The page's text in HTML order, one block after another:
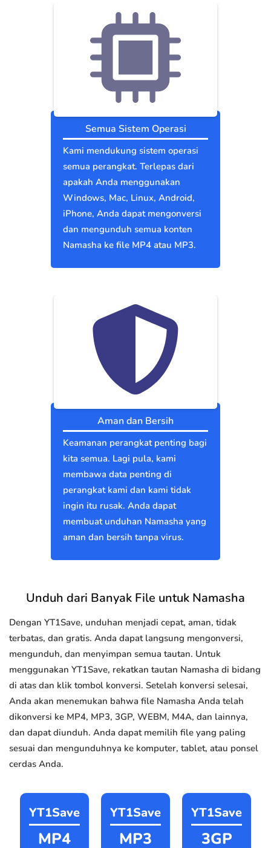
Semua Sistem Operasi
Kami mendukung sistem operasi
semua perangkat. Terlepas dari
apakah Anda menggunakan
Windows, Mac, Linux, Android,
iPhone, Anda dapat mengonversi
dan mengunduh semua konten
Namasha ke file MP4 atau MP3.
Aman dan Bersih
Keamanan perangkat penting bagi
kita semua. Lagi pula, kami
membawa data penting di
perangkat kami dan kami tidak
ingin itu rusak. Anda dapat
membuat unduhan Namasha yang
aman dan bersih tanpa virus.
Unduh dari Banyak File untuk Namasha
Dengan YT1Save, unduhan menjadi cepat, aman, tidak
terbatas, dan gratis. Anda dapat langsung mengonversi,
mengunduh, dan menyimpan semua tautan. Untuk
menggunakan YT1Save, rekatkan tautan Namasha di bidang
di atas dan klik tombol konversi. Setelah konversi selesai,
Anda akan menemukan bahwa file Namasha Anda telah
dikonversi ke MP4, MP3, 3GP, WEBM, M4A, dan lainnya,
dan dapat diunduh. Anda dapat memilih file yang paling
sesuai dan mengunduhnya ke komputer, tablet, atau ponsel
cerdas Anda.
YT1Save
MP4
YT1Save
MP3
YT1Save
3GP